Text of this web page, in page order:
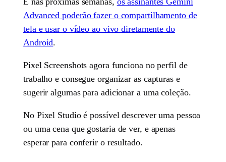
Advanced poderão fazer o compartilhamento de
tela e usar o vídeo ao vivo diretamente do
Android.
Pixel Screenshots agora funciona no perfil de
trabalho e consegue organizar as capturas e
sugerir algumas para adicionar a uma coleção.
No Pixel Studio é possível descrever uma pessoa
ou uma cena que gostaria de ver, e apenas
esperar para conferir o resultado.